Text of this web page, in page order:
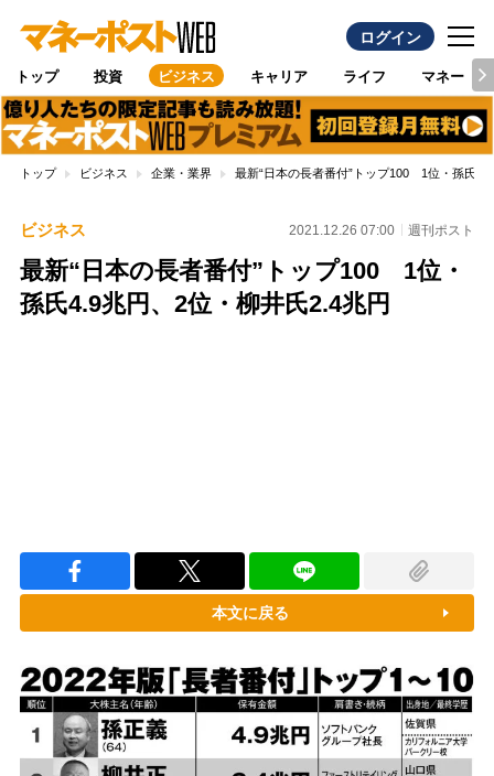
ログイン
トップ 投資 ビジネス キャリア ライフ マネー
トップ ビジネス 企業・業界 最新“日本の長者番付”トップ100 1位・孫氏
ビジネス 2021.12.26 07:00 週刊ポスト
最新“日本の長者番付”トップ100 1位・
孫氏4.9兆円、2位・柳井氏2.4兆円
本文に戻る